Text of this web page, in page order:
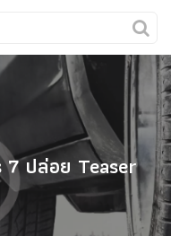
คนรักรถ
รถแต่ง
พริตตี้
งานแสดงรถ
Car In The Movie
สเปคราคา รถยนต์
7 ปล่อย Teaser